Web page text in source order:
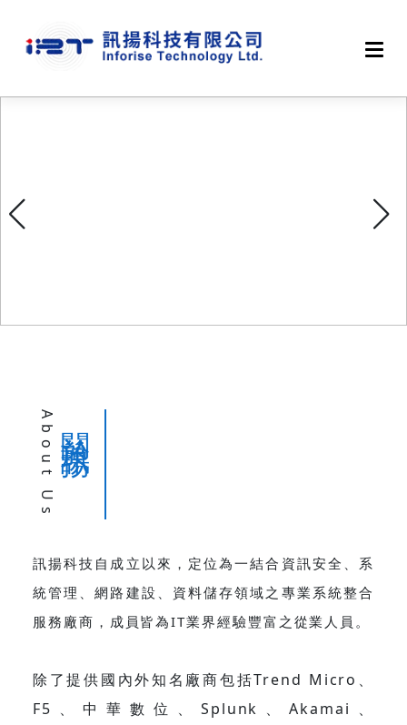
About Us
訊揚科技自成立以來，定位為一結合資訊安全、系
統管理、網路建設、資料儲存領域之專業系統整合
服務廠商，成員皆為IT業界經驗豐富之從業人員。
除了提供國內外知名廠商包括Trend Micro、
F5、中華數位、Splunk、Akamai、